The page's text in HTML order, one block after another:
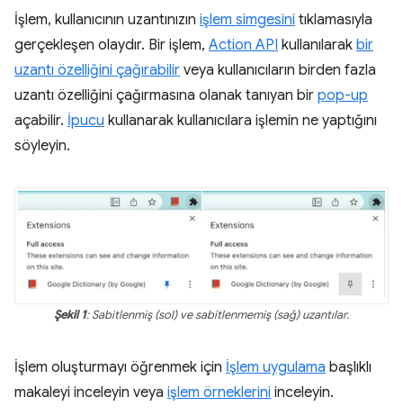
İşlem, kullanıcının uzantınızın işlem simgesini tıklamasıyla
gerçekleşen olaydır. Bir işlem, Action API kullanılarak bir
uzantı özelliğini çağırabilir veya kullanıcıların birden fazla
uzantı özelliğini çağırmasına olanak tanıyan bir pop-up
açabilir. İpucu kullanarak kullanıcılara işlemin ne yaptığını
söyleyin.
Şekil 1: Sabitlenmiş (sol) ve sabitlenmemiş (sağ) uzantılar.
İşlem oluşturmayı öğrenmek için İşlem uygulama başlıklı
makaleyi inceleyin veya işlem örneklerini inceleyin.